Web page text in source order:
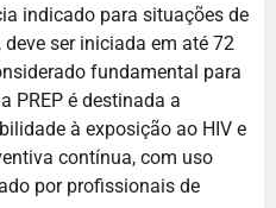
indicado para situações de
ser iniciada em até 72
fundamental para
PREP é destinada a
à exposição ao HIV e
contínua, com uso
por profissionais de